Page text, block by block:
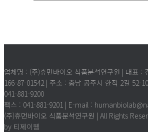
업체명 : (주)휴먼바이오 식품분석연구원 | 대표 :
166-87-01542 | 주소 : 충남 공주시 한적 2길 52-
041-881-9200
팩스 : 041-881-9201 | E-mail :
(주)휴먼바이오 식품분석연구원 | All Rights
by 티제이웹